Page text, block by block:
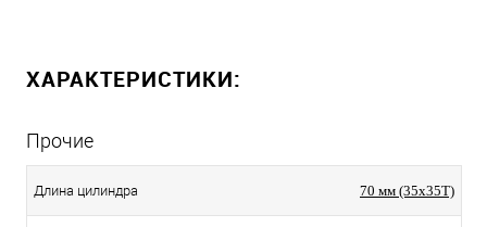
ХАРАКТЕРИСТИКИ:
Прочие
Длина цилиндра 70 мм (35x35T)